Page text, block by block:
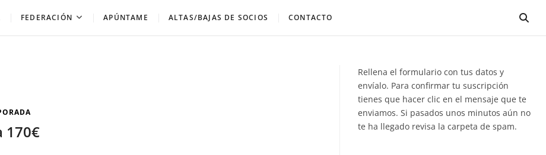
FEDERACIÓN APÚNTAME ALTAS/BAJAS DE SOCIOS CONTACTO
170€
Rellena el formulario con tus datos y
envíalo. Para confirmar tu suscripción
tienes que hacer clic en el mensaje que te
enviamos. Si pasados unos minutos aún no
te ha llegado revisa la carpeta de spam.